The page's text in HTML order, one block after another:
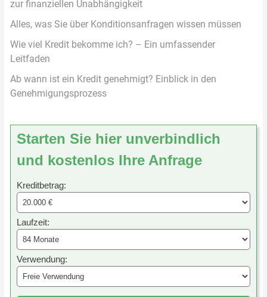
zur finanziellen Unabhängigkeit
Alles, was Sie über Konditionsanfragen wissen müssen
Wie viel Kredit bekomme ich? – Ein umfassender
Leitfaden
Ab wann ist ein Kredit genehmigt? Einblick in den
Genehmigungsprozess
Starten Sie hier unverbindlich
und kostenlos Ihre Anfrage
Kreditbetrag:
Laufzeit:
Verwendung: